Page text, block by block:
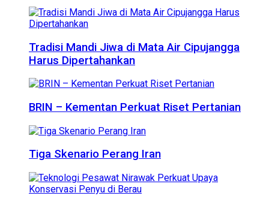
Tradisi Mandi Jiwa di Mata Air Cipujangga
Harus Dipertahankan
BRIN – Kementan Perkuat Riset Pertanian
Tiga Skenario Perang Iran